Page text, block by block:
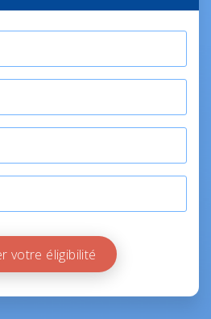
Vérifier votre éligibilité